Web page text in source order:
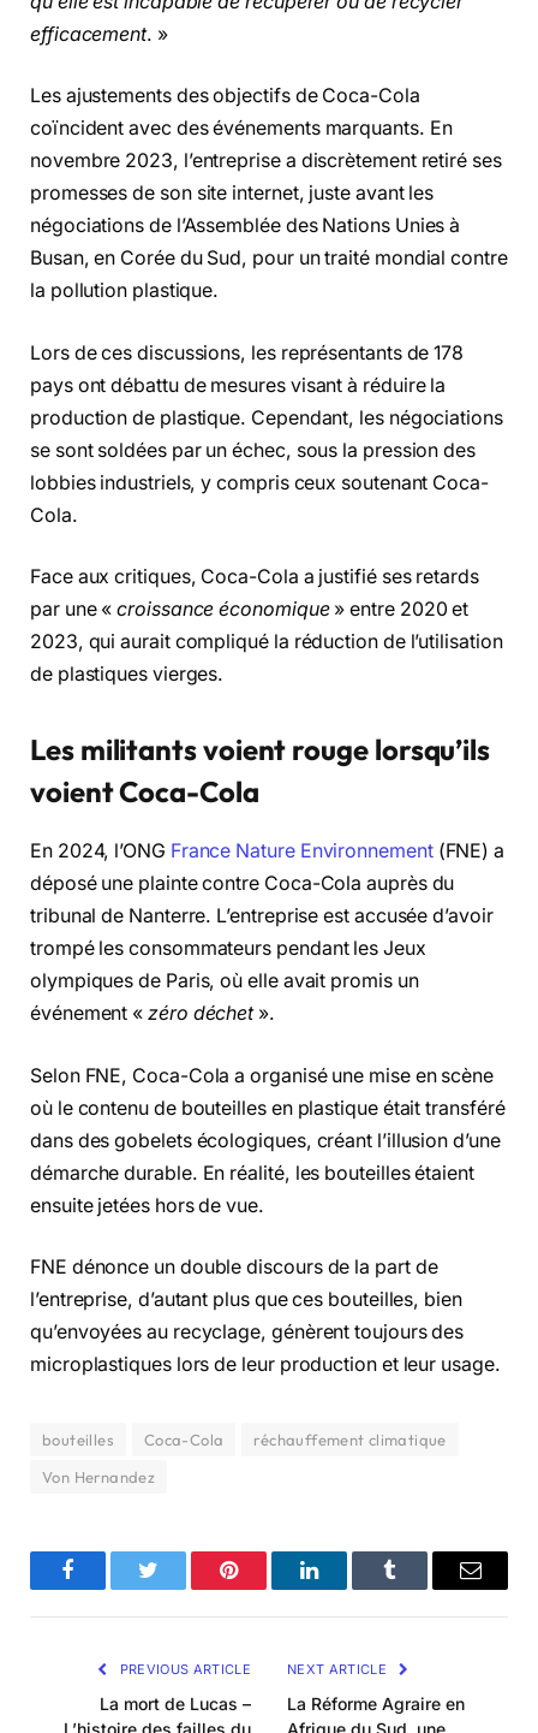
efficacement. »
Les ajustements des objectifs de Coca-Cola
coïncident avec des événements marquants. En
novembre 2023, l’entreprise a discrètement retiré ses
promesses de son site internet, juste avant les
négociations de l’Assemblée des Nations Unies à
Busan, en Corée du Sud, pour un traité mondial contre
la pollution plastique.
Lors de ces discussions, les représentants de 178
pays ont débattu de mesures visant à réduire la
production de plastique. Cependant, les négociations
se sont soldées par un échec, sous la pression des
lobbies industriels, y compris ceux soutenant Coca-
Cola.
Face aux critiques, Coca-Cola a justifié ses retards
par une «croissance économique » entre 2020 et
2023, qui aurait compliqué la réduction de l’utilisation
de plastiques vierges.
Les militants voient rouge lorsqu’ils
voient Coca-Cola
En 2024, l’ONG France Nature Environnement(FNE) a
déposé une plainte contre Coca-Cola auprès du
tribunal de Nanterre. L’entreprise est accusée d’avoir
trompé les consommateurs pendant les Jeux
olympiques de Paris, où elle avait promis un
événement «zéro déchet ».
Selon FNE, Coca-Cola a organisé une mise en scène
où le contenu de bouteilles en plastique était transféré
dans des gobelets écologiques, créant l’illusion d’une
démarche durable. En réalité, les bouteilles étaient
ensuite jetées hors de vue.
FNE dénonce un double discours de la part de
l’entreprise, d’autant plus que ces bouteilles, bien
qu’envoyées au recyclage, génèrent toujours des
microplastiques lors de leur production et leur usage.
bouteilles Coca-Cola
réchauffement climatique
Von Hernandez
FacebookTwitter Pinterest LinkedInTumblr Email
PREVIOUS ARTICLE
La mort de Lucas –
NEXT ARTICLE
La Réforme Agraire en